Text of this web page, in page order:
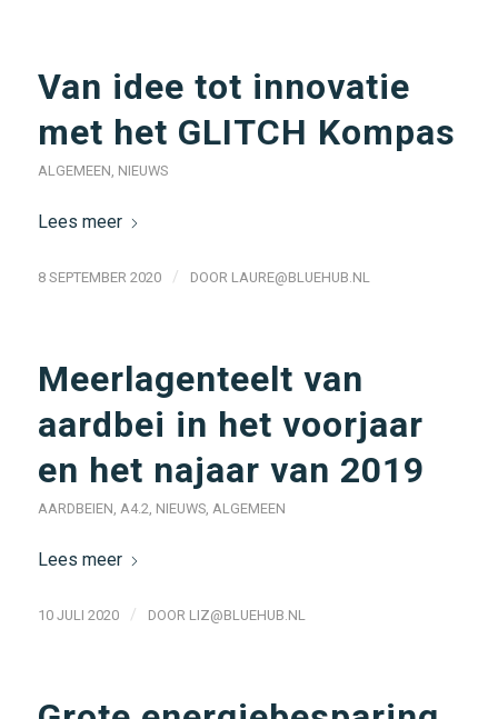
Van idee tot innovatie
met het GLITCH Kompas
ALGEMEEN, NIEUWS
Lees meer
8 SEPTEMBER 2020 / DOOR LAURE@BLUEHUB.NL
Meerlagenteelt van
aardbei in het voorjaar
en het najaar van 2019
AARDBEIEN, A4.2, NIEUWS, ALGEMEEN
Lees meer
10 JULI 2020 / DOOR LIZ@BLUEHUB.NL